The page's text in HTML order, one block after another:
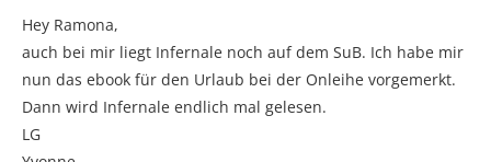
Hey Ramona,
auch bei mir liegt Infernale noch auf dem SuB. Ich habe mir
nun das ebook für den Urlaub bei der Onleihe vorgemerkt.
Dann wird Infernale endlich mal gelesen.
LG